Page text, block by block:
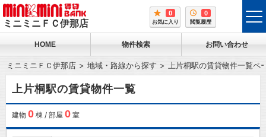
ミニミニＦＣ伊那店
0
お気に入り
0
閲覧履歴
HOME 物件検索 お問い合わせ
ミニミニＦＣ伊那店 地域・路線から探す 上片桐駅の賃貸物件一覧ペ
上片桐駅の賃貸物件一覧
建物 0棟 / 部屋 0室